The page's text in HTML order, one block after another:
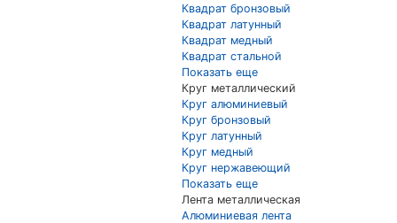
Квадрат бронзовый
Квадрат латунный
Квадрат медный
Квадрат стальной
Показать еще
Круг металлический
Круг алюминиевый
Круг бронзовый
Круг латунный
Круг медный
Круг нержавеющий
Показать еще
Лента металлическая
Алюминиевая лента